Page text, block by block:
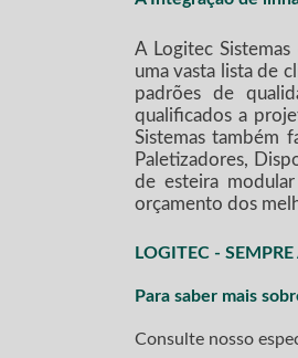
A Logitec
uma vasta lista de
padrões de
qualificados a
Sistemas também
Paletizadores,
de esteira
orçamento dos
LOGITEC -
Para saber mais
Consulte nosso